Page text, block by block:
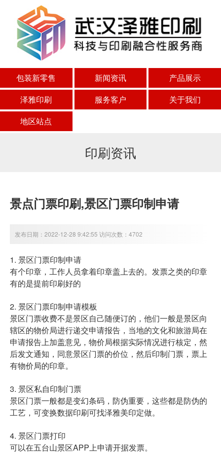
包装新零售 新闻资讯
产品展示
泽雅印刷
服务客户
关于我们
地区站点
印刷资讯
景点门票印刷,景区门票印制申请
发布日期：2022-12-28 9:42:55 访问次数：4702
1. 景区门票印制申请
有个印章，工作人员拿着印章盖上去的。发票之类的印章
有的是提前印刷好的
2. 景区门票印制申请模板
景区门票收费不是景区自己随便订的，他们一般是景区向
辖区的物价局进行递交申请报告，当地的文化和旅游局在
申请报告上加盖意见，物价局根据实际情况进行核定，然
后发文通知，同意景区门票的价位，然后印制门票，票上
有物价局的印章。
3. 景区私自印制门票
景区门票一般都是变幻条码，防伪重要，这些都是防伪的
工艺，可变换数据印刷可找泽雅美印定做。
4. 景区门票打印
可以在五台山景区APP上申请开据发票。